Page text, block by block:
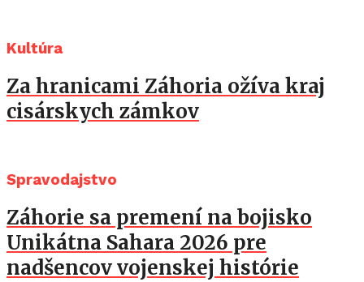
Kultúra
Za hranicami Záhoria ožíva kraj
cisárskych zámkov
Spravodajstvo
Záhorie sa premení na bojisko
Unikátna Sahara 2026 pre
nadšencov vojenskej histórie